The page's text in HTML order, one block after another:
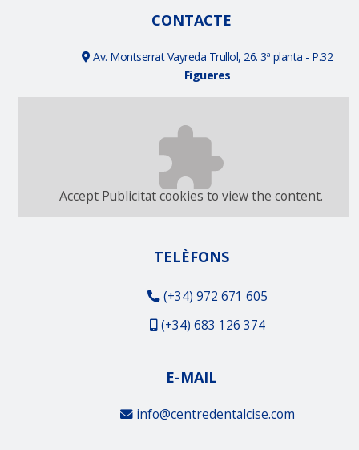
CONTACTE
Av. Montserrat Vayreda Trullol, 26. 3ª planta - P.32
Figueres
Accept Publicitatcookies to view the content.
TELÈFONS
(+34) 972 671 605
(+34) 683 126 374
E-MAIL
info@centredentalcise.com